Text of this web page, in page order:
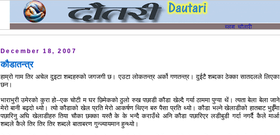
December 18, 2007
कौडातन्त्र
हाम्रो गाम तिर अचेल दुइटा शब्दहरुको जगजगी छ। एउटा लोकतन्त्र अर्को गणतन्त्र। दुईटै शब्दका ठेक्का सातदलले लिएका
छन।
भाराभुरी उमेरको कुरा हो--एक चोटी म घर छिमेकको ठुलो रुख पछाडी कौडा खेल्दै गर्या ठाममा पुग्या थें। त्यता बेला बेला जाने
मेरो बानी बढ्दो थ्यो। त्यो कौडाको खेल प्रति मेरो आकर्षण थिएन बरु पैसा प्रति थ्यो। कौडा भल्ने खेलाडीको हातबाट भुईँमा
पछारिनु अघि खेलाडीहरु तिया चौका छक्का यस्तै के के भन्दै कराउँथे अनि कौडा पछारिएर लडीबुडी गर्दा नगर्दै कैले मार्आ
शब्दले कैले तिर तिर तिर शब्दले बाताबरण गुन्ज्यायमान हुन्थ्यो।